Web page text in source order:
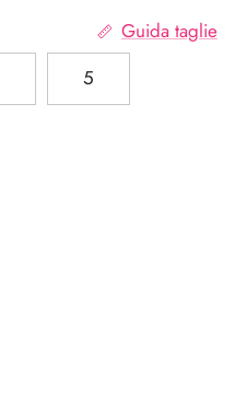
Guida taglie
5